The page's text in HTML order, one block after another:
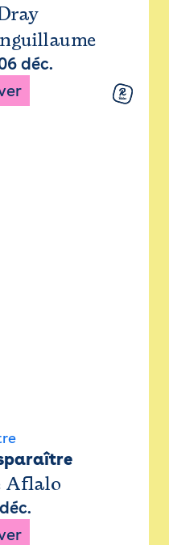
déc.
Aflalo